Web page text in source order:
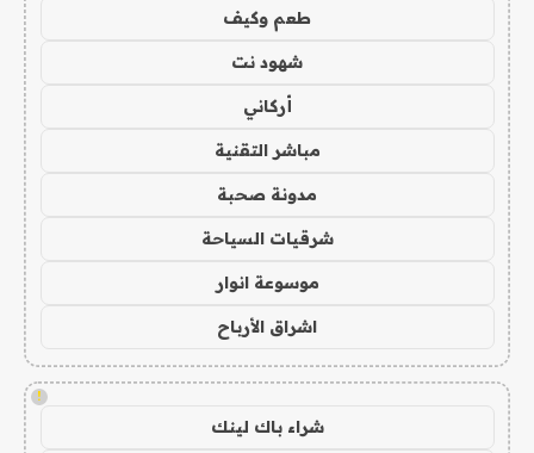
طعم وكيف
شهود نت
أركاني
مباشر التقنية
مدونة صحبة
شرقيات السياحة
موسوعة انوار
اشراق الأرباح
!
شراء باك لينك